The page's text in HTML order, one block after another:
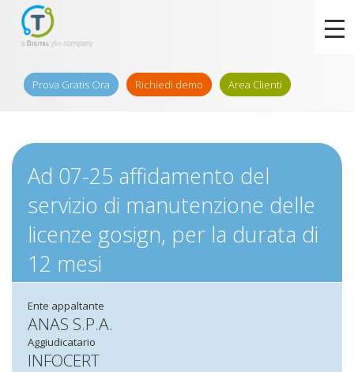
Prova Gratis Ora Richiedi demo Area Clienti
Ad 07-25 affidamento del
servizio di manutenzione delle
licenze gosign, per la durata di
12 mesi
Ente appaltante
ANAS S.P.A.
Aggiudicatario
INFOCERT